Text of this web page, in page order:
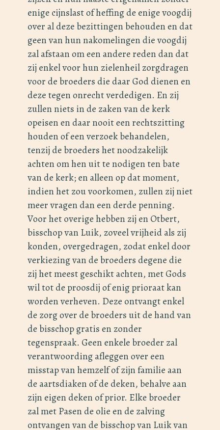
enige cijnslast of heffing de enige voogdij
over al deze bezittingen behouden en dat
geen van hun nakomelingen die voogdij
zal afstaan om een andere reden dan dat
zij enkel voor hun zielenheil zorgdragen
voor de broeders die daar God dienen en
deze tegen onrecht verdedigen. En zij
zullen niets in de zaken van de kerk
opeisen en daar nooit een rechtszitting
houden of een verzoek behandelen,
tenzij de broeders het noodzakelijk
achten om hen uit te nodigen ten bate
van de kerk; en alleen op dat moment,
indien het zou voorkomen, zullen zij niet
meer vragen dan een derde penning.
Voor het overige hebben zij en Otbert,
bisschop van Luik, zoveel vrijheid als zij
konden, overgedragen, zodat enkel door
verkiezing van de broeders degene die
zij het meest geschikt achten, met Gods
wil tot de proosdij of enig prioraat kan
worden verheven. Deze ontvangt enkel
de zorg over de broeders uit de hand van
de bisschop gratis en zonder
tegenspraak. Geen enkele broeder zal
verantwoording afleggen over een
misstap van hemzelf of zijn familie aan
de aartsdiaken of de deken, behalve aan
zijn eigen deken of prior. Elke broeder
zal met Pasen de olie en de zalving
ontvangen van de bisschop van Luik van